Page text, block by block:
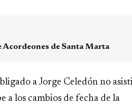
Acordeones de Santa Marta
a Jorge Celedón no
a los cambios de fecha de la